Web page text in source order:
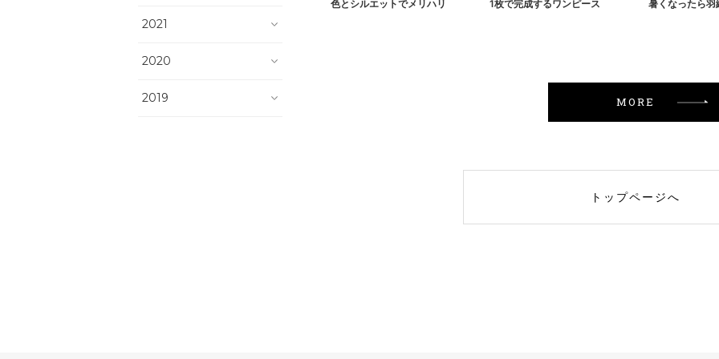
色とシルエットでメリハリ 1枚で完成するワンピース 暑くなったら羽
MORE
トップページへ
2021
2020
2019